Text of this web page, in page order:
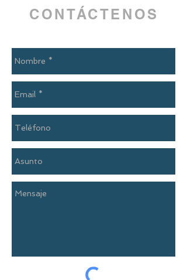
CONTÁCTENOS